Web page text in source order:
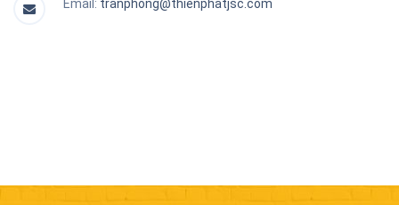
Email: tranphong@thienphatjsc.com